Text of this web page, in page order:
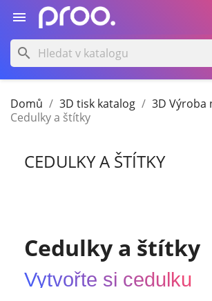

search
Domů 3D tisk katalog
3D Výroba
Cedulky a štítky
CEDULKY A ŠTÍTKY
Cedulky a štítky
Vytvořte si cedulku